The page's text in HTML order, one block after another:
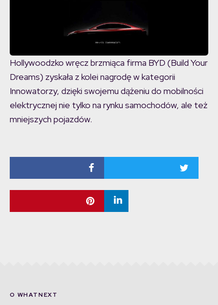
Hollywoodzko wręcz brzmiąca firma BYD (Build Your
Dreams) zyskała z kolei nagrodę w kategorii
Innowatorzy, dzięki swojemu dążeniu do mobilności
elektrycznej nie tylko na rynku samochodów, ale też
mniejszych pojazdów.
O WHATNEXT